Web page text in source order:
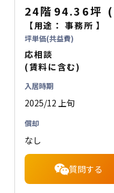
24階 94.36坪 (
【用途：事務所 】
坪単価(共益費)
応相談
(賃料に含む)
入居時期
2025/12 上旬
償却
なし
質問する